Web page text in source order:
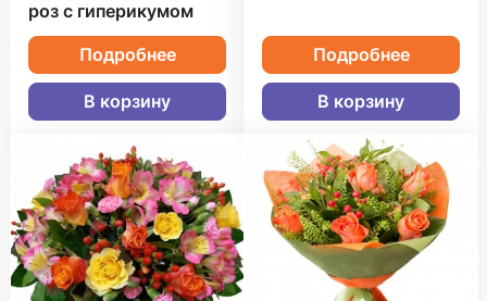
роз с гиперикумом
Подробнее
В корзину
Подробнее
В корзину